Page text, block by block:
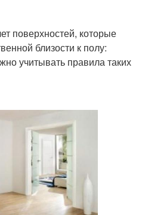
поверхностей, которые
близости к полу:
учитывать правила таких